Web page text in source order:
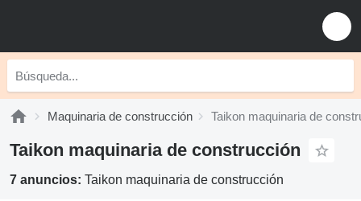
Maquinaria de construcción Taikon maquinaria de
Taikon maquinaria de construcción
7 anuncios: Taikon maquinaria de construcción